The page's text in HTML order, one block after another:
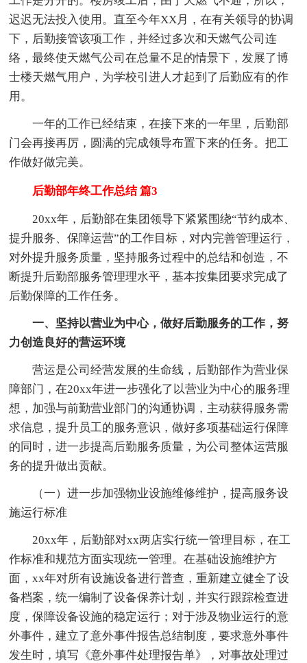
迟迟无法投入使用。直至今年XX月，在有关领导的协调
下，后勤接管该项工作，并经过多次和天燃气公司连
络，最终使天燃气公司在总量不足的情景下，发展了博
士楼天燃气用户，为学校引进人才起到了后勤应有的作
用。
一年的工作已经结束，在接下来的一年里，后勤部
门会再接再厉，圆满的完成领导布置下来的任务。把工
作做好做完美。
后勤部年终工作总结 篇3
20xx年，后勤部在集团领导下紧紧围绕“节约成本、
提升服务、保障运营”的工作目标，对内完善管理运行，
对外提升服务质量，坚持服务过程中的总结和创造，不
断提升后勤部服务管理理水平，基本按集团要求完成了
后勤保障的工作任务。
一、坚持以营业为中心，做好后勤服务的工作，努
力创造良好的营运环境
营运是公司经营发展的生命线，后勤部作为营业保
障部门，在20xx年进一步强化了以营业为中心的服务理
想，加强与前勤营业部门的沟通协调，主动获得服务需
求信息，提升员工的服务意识，做好多项基础运行保障
的同时，进一步提高后勤服务质量，为公司整体运营服
务的提升做出贡献。
（一）进一步加强物业设施维修维护，提高服务设
施运行标准
20xx年，后勤部对xx两店实行统一管理目标，在工
作标准和规范方面实现统一管理。在基础设施维护方
面，xx年对所有设施设备进行普查，重新建立健全了设
备档案，统一编制了设备保养计划，并实行跟踪检查进
度，保障设备设施的稳定运行；对于涉及物业运行的意
外事件，建立了意外事件报告总结制度，要求意外事件
发生时，填写《意外事件处理报告单》，对事故处理过